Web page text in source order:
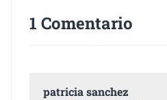
1 Comentario
patricia sanchez